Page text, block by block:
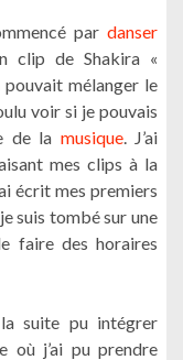
pardanser
clip de Shakira «
pouvait mélanger le
voir si je pouvais
de la musique. J’ai
mes clips à la
écrit mes premiers
suis tombé sur une
faire des horaires
suite pu intégrer
où j’ai pu prendre